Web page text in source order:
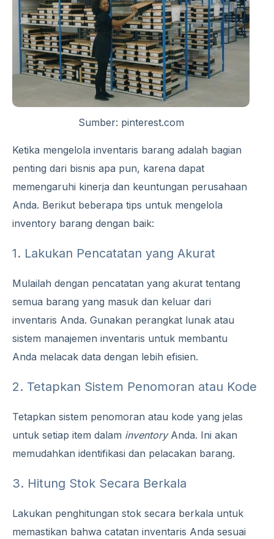
Sumber: pinterest.com
Ketika mengelola inventaris barang adalah bagian
penting dari bisnis apa pun, karena dapat
memengaruhi kinerja dan keuntungan perusahaan
Anda. Berikut beberapa tips untuk mengelola
inventory barang dengan baik:
1. Lakukan Pencatatan yang Akurat
Mulailah dengan pencatatan yang akurat tentang
semua barang yang masuk dan keluar dari
inventaris Anda. Gunakan perangkat lunak atau
sistem manajemen inventaris untuk membantu
Anda melacak data dengan lebih efisien.
2. Tetapkan Sistem Penomoran atau Kode
Tetapkan sistem penomoran atau kode yang jelas
untuk setiap item dalam inventoryAnda. Ini akan
memudahkan identifikasi dan pelacakan barang.
3. Hitung Stok Secara Berkala
Lakukan penghitungan stok secara berkala untuk
memastikan bahwa catatan inventaris Anda sesuai